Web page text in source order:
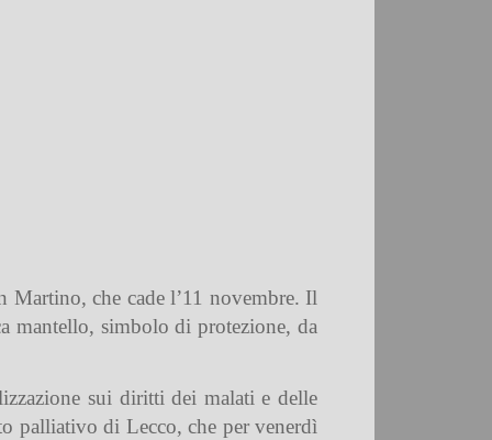
Martino, che cade l’11 novembre. Il
mantello, simbolo di protezione, da
sui diritti dei malati e delle
palliativo di Lecco, che per venerdì